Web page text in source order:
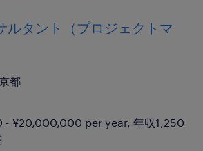
ルタント（プロジェクトマ
都
- ¥20,000,000 per year, 年収1,250